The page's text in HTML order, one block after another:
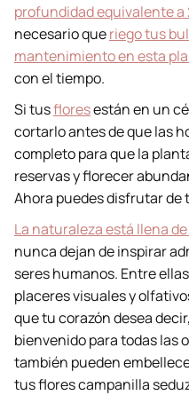
profundidad equivalente a
necesario queriego tus
mantenimiento en esta
con el tiempo.
Si tusfloresestán en un
cortarlo antes de que las
completo para que la
reservas y florecer
Ahora puedes disfrutar de
La naturaleza está llena
nunca dejan de inspirar
seres humanos. Entre
placeres visuales y
que tu corazón desea
bienvenido para todas las
también pueden
tus flores campanilla